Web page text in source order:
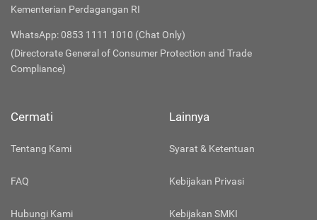
Kementerian Perdagangan RI
WhatsApp: 0853 1111 1010 (Chat Only)
(Directorate General of Consumer Protection and Trade
Compliance)
Cermati
Tentang Kami
FAQ
Hubungi Kami
Lainnya
Syarat & Ketentuan
Kebijakan Privasi
Kebijakan SMKI